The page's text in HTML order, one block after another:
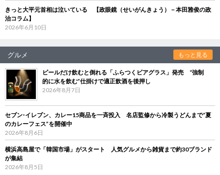
きっと大平元首相は泣いている 【政眼鏡（せいがんきょう）－本田雅俊の政
治コラム】
2026年6月10日
グルメ もっと見る
ビールだけ飲むと倒れる「ふらつくビアグラス」発売 “強制
的に水を飲む”仕掛けで適正飲酒を後押し
2026年8月7日
セブン‐イレブン、カレー15商品を一斉投入 名店監修から冷製うどんまで“夏
のカレーフェス”を開催中
2026年8月6日
横浜高島屋で「韓国市場」がスタート 人気グルメから雑貨まで約30ブランド
が集結
2026年8月5日